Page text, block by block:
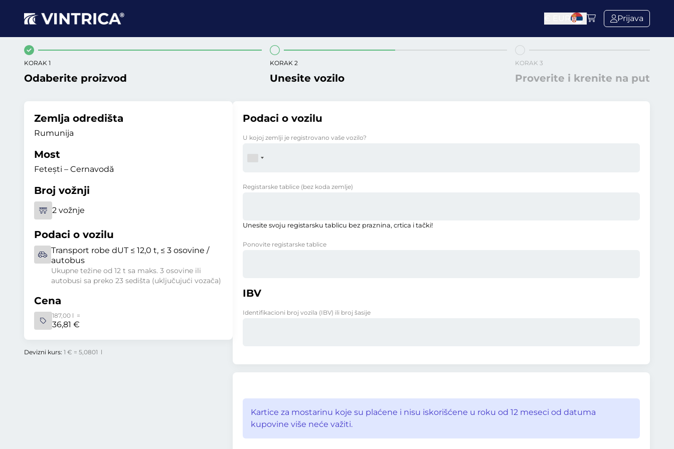
Prijava
KORAK 1
Odaberite proizvod
KORAK 2
Unesite vozilo
KORAK 3
Proverite i krenite na put
Zemlja odredišta
Rumunija
Most
Fetești – Cernavodă
Broj vožnji
2 vožnje
Podaci o vozilu
Transport robe dUT ≤ 12,0 t, ≤ 3 osovine /
autobus
Ukupne težine od 12 t sa maks. 3 osovine ili
autobusi sa preko 23 sedišta (uključujući vozača)
Cena
187,00 l =
36,81 €
Devizni kurs: 1 € = 5,0801 l
Podaci o vozilu
U kojoj zemlji je registrovano vaše vozilo?
Registarske tablice (bez koda zemlje)
Unesite svoju registarsku tablicu bez praznina, crtica i tački!
Ponovite registarske tablice
IBV
Identifikacioni broj vozila (IBV) ili broj šasije
Kartice za mostarinu koje su plaćene i nisu iskorišćene u roku od 12 meseci od datuma
kupovine više neće važiti.